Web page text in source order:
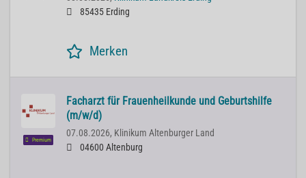
85435 Erding
Merken
Premium
Facharzt für Frauenheilkunde und Geburtshilfe
(m/w/d)
07.08.2026, Klinikum Altenburger Land
04600 Altenburg